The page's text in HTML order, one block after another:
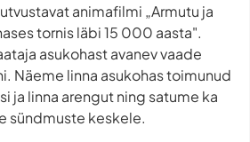
animafilmi „Armutu ja
tornis läbi 15 000 aasta".
asukohast avanev vaade
Näeme linna asukohas toimunud
ja linna arengut ning satume ka
sündmuste keskele.